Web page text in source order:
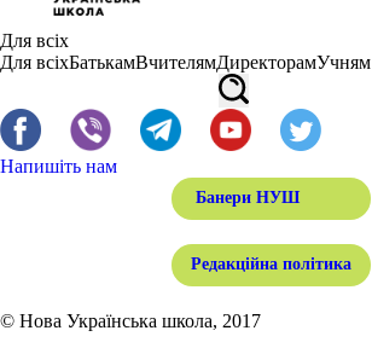
Для всіх
Для всіхБатькамВчителямДиректорамУчням
Напишіть нам
Банери НУШ
Редакційна політика
© Нова Українська школа, 2017